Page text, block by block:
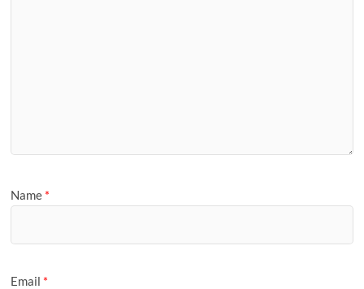
Name *
Email *